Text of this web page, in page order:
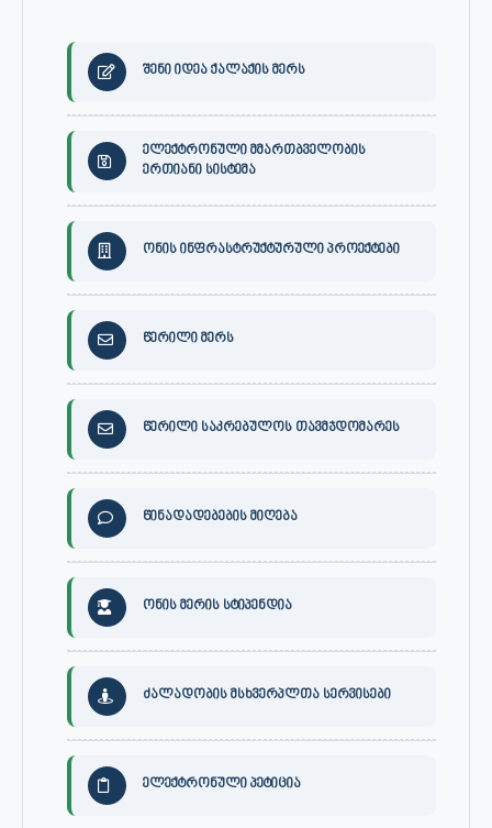
შენი იდეა ქალაქის მერს
ელექტრონული მმართბველობის
ერთიანი სისტემა
ონის ინფრასტრუქტურული პროექტები
წერილი მერს
წერილი საკრებულოს თავმჯდომარეს
წინადადებების მიღება
ონის მერის სტიპენდია
ძალადობის მსხვერპლთა სერვისები
ელექტრონული პეტიცია